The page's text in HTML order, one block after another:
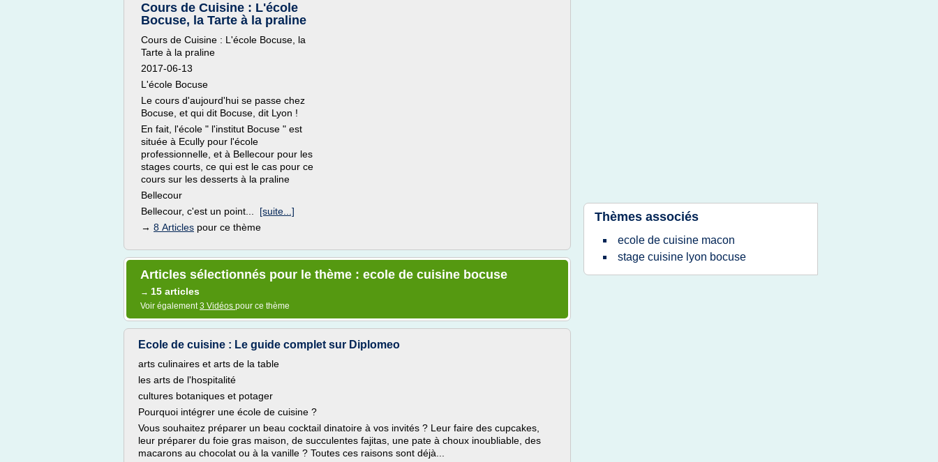
Cours de Cuisine : L'école
Bocuse, la Tarte à la praline
Cours de Cuisine : L'école Bocuse, la
Tarte à la praline
2017-06-13
L'école Bocuse
Le cours d'aujourd'hui se passe chez
Bocuse, et qui dit Bocuse, dit Lyon !
En fait, l'école " l'institut Bocuse " est
située à Ecully pour l'école
professionnelle, et à Bellecour pour les
stages courts, ce qui est le cas pour ce
cours sur les desserts à la praline
Bellecour
Bellecour, c'est un point... [suite...]
→ 8 Articles pour ce thème
Articles sélectionnés pour le thème : ecole de cuisine bocuse
→ 15 articles
Voir également3 Vidéos pour ce thème
Ecole de cuisine : Le guide complet sur Diplomeo
arts culinaires et arts de la table
les arts de l'hospitalité
cultures botaniques et potager
Pourquoi intégrer une école de cuisine ?
Vous souhaitez préparer un beau cocktail dinatoire à vos invités ? Leur faire des cupcakes,
leur préparer du foie gras maison, de succulentes fajitas, une pate à choux inoubliable, des
macarons au chocolat ou à la vanille ? Toutes ces raisons sont déjà...
Thèmes associés
ecole de cuisine macon
stage cuisine lyon bocuse